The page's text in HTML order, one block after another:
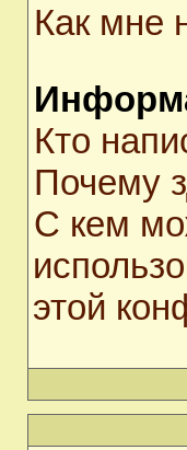
Как мне
Кто
Почему
С кем
этой